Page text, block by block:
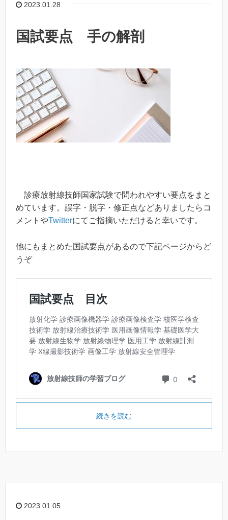
2023.01.28
国試要点 手の解剖
診療放射線技師国家試験で問われやすい要点をまと
めています。誤字・脱字・修正点などありましたらコ
メントやTwitterにてご指摘いただけると幸いです。
他にもまとめた国試要点があるので下記ページからど
うぞ
続きを読む
2023.01.05